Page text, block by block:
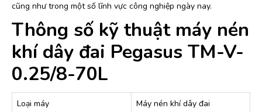
cũng như trong một số lĩnh vực công nghiệp ngày nay.
Thông số kỹ thuật máy nén
khí dây đai Pegasus TM-V-
0.25/8-70L
Loại máy
Máy nén khí dây đai